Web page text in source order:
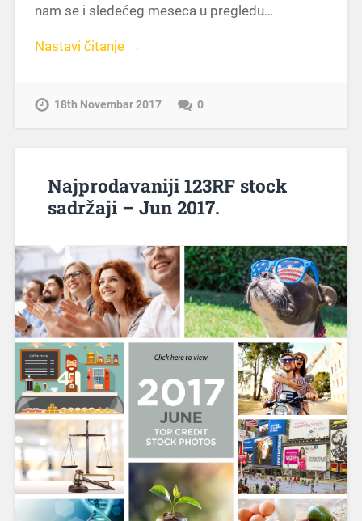
nam se i sledećeg meseca u pregledu…
Nastavi čitanje →
18th Novembar 2017 0
Najprodavaniji 123RF stock
sadržaji – Jun 2017.